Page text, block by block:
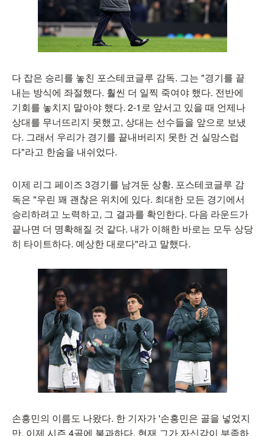
다 잡은 승리를 놓친 포스테코글루 감독. 그는 "경기를 끝
내는 방식에 좌절했다. 훨씬 더 일찍 죽여야 했다. 전반에
기회를 놓치지 말아야 했다. 2-1로 앞서고 있을 때 언제나
상대를 무너뜨리지 못했고, 상대는 선수들을 앞으로 보냈
다. 그래서 우리가 경기를 끝내버리지 못한 건 실망스럽
다"라고 한숨을 내쉬었다.
이제 리그 페이즈 3경기를 남겨둔 상황. 포스테코글루 감
독은 "우린 꽤 괜찮은 위치에 있다. 최대한 모든 경기에서
승리하려고 노력하고, 그 결과를 확인한다. 다음 라운드가
끝나면 더 명확해질 것 같다. 내가 이해한 바로는 모두 상당
히 타이트하다. 예상한 대로다"라고 말했다.
손흥민의 이름도 나왔다. 한 기자가 '손흥민은 골을 넣었지
만, 이제 시즌 4골에 불과하다. 현재 그가 자신감이 부족하